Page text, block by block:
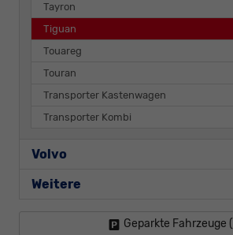
Tayron
Tiguan
Touareg
Touran
Transporter Kastenwagen
Transporter Kombi
Volvo
Weitere
Geparkte Fahrzeuge (